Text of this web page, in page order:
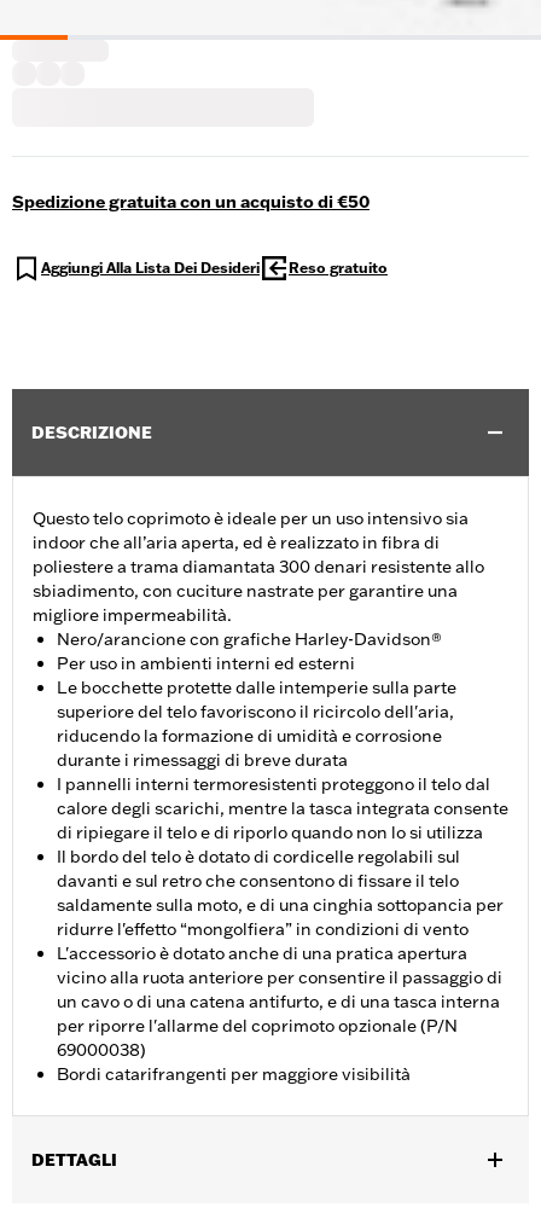
Spedizione gratuita con un acquisto di €50
Aggiungi Alla Lista Dei Desideri Reso gratuito
DESCRIZIONE
Questo telo coprimoto è ideale per un uso intensivo sia
indoor che all’aria aperta, ed è realizzato in fibra di
poliestere a trama diamantata 300 denari resistente allo
sbiadimento, con cuciture nastrate per garantire una
migliore impermeabilità.
Nero/arancione con grafiche Harley-Davidson®
Per uso in ambienti interni ed esterni
Le bocchette protette dalle intemperie sulla parte
superiore del telo favoriscono il ricircolo dell'aria,
riducendo la formazione di umidità e corrosione
durante i rimessaggi di breve durata
I pannelli interni termoresistenti proteggono il telo dal
calore degli scarichi, mentre la tasca integrata consente
di ripiegare il telo e di riporlo quando non lo si utilizza
Il bordo del telo è dotato di cordicelle regolabili sul
davanti e sul retro che consentono di fissare il telo
saldamente sulla moto, e di una cinghia sottopancia per
ridurre l'effetto “mongolfiera” in condizioni di vento
L'accessorio è dotato anche di una pratica apertura
vicino alla ruota anteriore per consentire il passaggio di
un cavo o di una catena antifurto, e di una tasca interna
per riporre l'allarme del coprimoto opzionale (P/N
69000038)
Bordi catarifrangenti per maggiore visibilità
DETTAGLI